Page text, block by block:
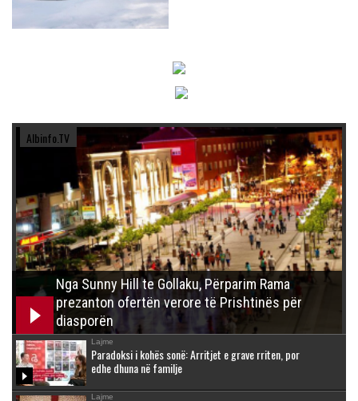
Albinfo.TV
Nga Sunny Hill te Gollaku, Përparim Rama
prezanton ofertën verore të Prishtinës për
diasporën
Lajme
Paradoksi i kohës sonë: Arritjet e grave rriten, por
edhe dhuna në familje
Lajme